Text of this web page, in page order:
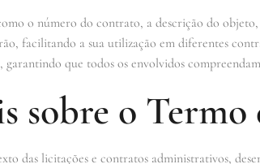
o número do contrato, a descrição do objeto,
facilitando a sua utilização em diferentes
que todos os envolvidos
sobre o
das licitações e contratos administrativos,